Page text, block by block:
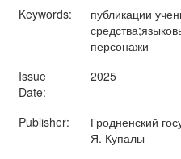
Keywords:
публикации
персонажи
Issue
Date:
2025
Publisher:
Гродненский
Я. Купалы